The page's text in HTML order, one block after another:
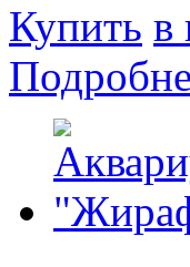
Купить в